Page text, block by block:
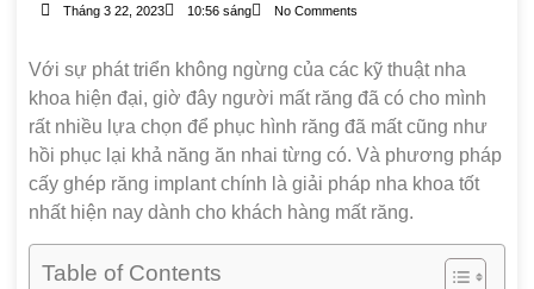
Tháng 3 22, 2023 10:56 sáng No Comments
Với sự phát triển không ngừng của các kỹ thuật nha
khoa hiện đại, giờ đây người mất răng đã có cho mình
rất nhiều lựa chọn để phục hình răng đã mất cũng như
hồi phục lại khả năng ăn nhai từng có. Và phương pháp
cấy ghép răng implant chính là giải pháp nha khoa tốt
nhất hiện nay dành cho khách hàng mất răng.
Table of Contents